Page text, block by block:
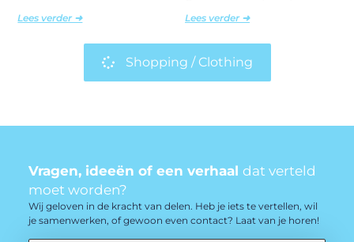
Lees verder ➜ Lees verder ➜
Shopping / Clothing
Vragen, ideeën of een verhaal dat verteld
moet worden?
Wij geloven in de kracht van delen. Heb je iets te vertellen, wil
je samenwerken, of gewoon even contact? Laat van je horen!